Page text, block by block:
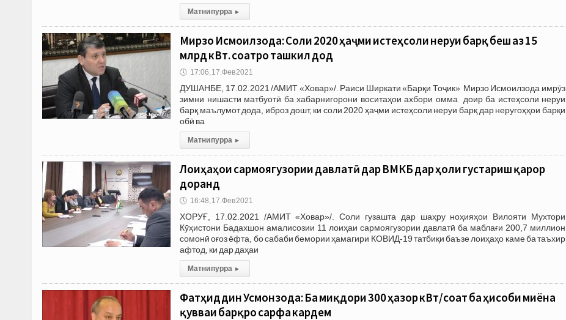
Матни пурра ▸
Мирзо Исмоилзода: Соли 2020 ҳаҷми истеҳсоли неруи барқ беш аз 15
млрд кВт. соатро ташкил дод
🕔 17:06, 17.Фев 2021
ДУШАНБЕ, 17.02.2021 /АМИТ «Ховар»/. Раиси Ширкати «Барқи Тоҷик» Мирзо Исмоилзода имрӯз
зимни нишасти матбуотӣ ба хабарнигорони воситаҳои ахбори омма доир ба истеҳсоли неруи
барқ маълумот дода, иброз дошт, ки соли 2020 ҳаҷми истеҳсоли неруи барқ дар неругоҳҳои барқи
обӣ ва
Матни пурра ▸
Лоиҳаҳои сармоягузории давлатӣ дар ВМКБ дар ҳоли густариш қарор
доранд
🕔 16:48, 17.Фев 2021
ХОРУҒ, 17.02.2021 /АМИТ «Ховар»/. Соли гузашта дар шаҳру ноҳияҳои Вилояти Мухтори
Кӯҳистони Бадахшон амалисозии 11 лоиҳаи сармоягузории давлатӣ ба маблағи 200,7 миллион
сомонӣ оғоз ёфта, бо сабаби бемории ҳамагири КОВИД-19 татбиқи баъзе лоиҳаҳо каме ба таъхир
афтод, ки дар даҳаи
Матни пурра ▸
Фатҳиддин Усмонзода: Ба миқдори 300 ҳазор кВт/соат ба ҳисоби миёна
қувваи барқро сарфа кардем